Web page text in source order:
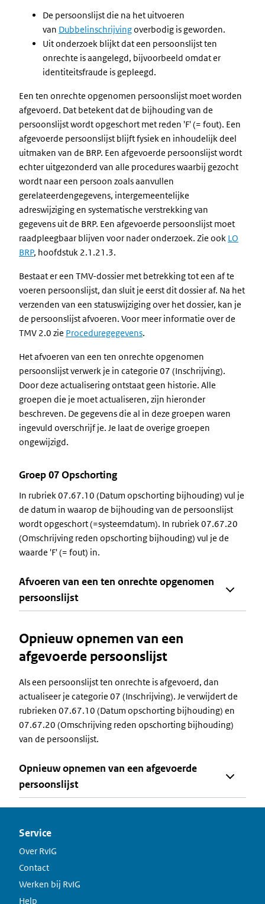
De persoonslijst die na het uitvoeren
van Dubbelinschrijvingoverbodig is geworden.
Uit onderzoek blijkt dat een persoonslijst ten
onrechte is aangelegd, bijvoorbeeld omdat er
identiteitsfraude is gepleegd.
Een ten onrechte opgenomen persoonslijst moet worden
afgevoerd. Dat betekent dat de bijhouding van de
persoonslijst wordt opgeschort met reden 'F' (= fout). Een
afgevoerde persoonslijst blijft fysiek en inhoudelijk deel
uitmaken van de BRP. Een afgevoerde persoonslijst wordt
echter uitgezonderd van alle procedures waarbij gezocht
wordt naar een persoon zoals aanvullen
gerelateerdengegevens, intergemeentelijke
adreswijziging en systematische verstrekking van
gegevens uit de BRP. Een afgevoerde persoonslijst moet
raadpleegbaar blijven voor nader onderzoek. Zie ook LO
BRP, hoofdstuk 2.1.21.3.
Bestaat er een TMV-dossier met betrekking tot een af te
voeren persoonslijst, dan sluit je eerst dit dossier af. Na het
verzenden van een statuswijziging over het dossier, kan je
de persoonslijst afvoeren. Voor meer informatie over de
TMV 2.0 zie Proceduregegevens.
Het afvoeren van een ten onrechte opgenomen
persoonslijst verwerk je in categorie 07 (Inschrijving).
Door deze actualisering ontstaat geen historie. Alle
groepen die je moet actualiseren, zijn hieronder
beschreven. De gegevens die al in deze groepen waren
ingevuld overschrijf je. Je laat de overige groepen
ongewijzigd.
Groep 07 Opschorting
In rubriek 07.67.10 (Datum opschorting bijhouding) vul je
de datum in waarop de bijhouding van de persoonslijst
wordt opgeschort (=systeemdatum). In rubriek 07.67.20
(Omschrijving reden opschorting bijhouding) vul je de
waarde 'F' (= fout) in.
Afvoeren van een ten onrechte opgenomen
persoonslijst
Opnieuw opnemen van een
afgevoerde persoonslijst
Als een persoonslijst ten onrechte is afgevoerd, dan
actualiseer je categorie 07 (Inschrijving). Je verwijdert de
rubrieken 07.67.10 (Datum opschorting bijhouding) en
07.67.20 (Omschrijving reden opschorting bijhouding)
van de persoonslijst.
Opnieuw opnemen van een afgevoerde
persoonslijst
Service
Over RvIG
Contact
Werken bij RvIG
Help